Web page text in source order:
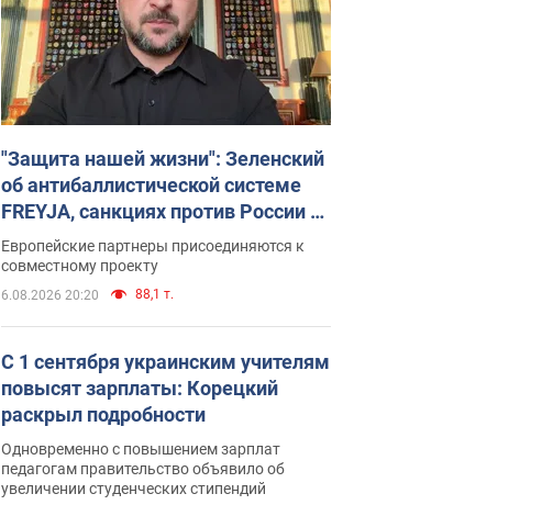
"Защита нашей жизни": Зеленский
об антибаллистической системе
FREYJA, санкциях против России и
поддержке аграриев. Видео
Европейские партнеры присоединяются к
совместному проекту
6.08.2026 20:20 88,1 т.
С 1 сентября украинским учителям
повысят зарплаты: Корецкий
раскрыл подробности
Одновременно с повышением зарплат
педагогам правительство объявило об
увеличении студенческих стипендий